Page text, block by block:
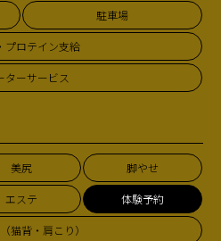
駐車場
プロテイン支給
ターサービス
美尻 脚やせ
エステ 体験予約
猫背・肩こり）